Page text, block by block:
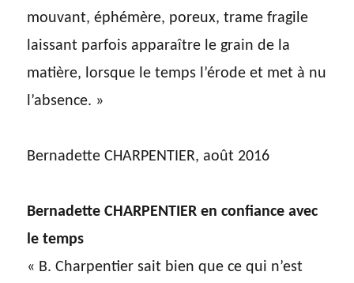
mouvant, éphémère, poreux, trame fragile
laissant parfois apparaître le grain de la
matière, lorsque le temps l’érode et met à nu
l’absence. »
Bernadette CHARPENTIER, août 2016
Bernadette CHARPENTIER en confiance avec
le temps
« B. Charpentier sait bien que ce qui n’est